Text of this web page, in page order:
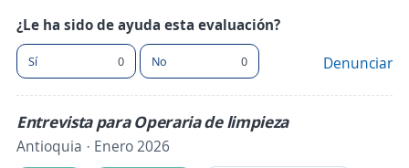
¿Le ha sido de ayuda esta evaluación?
Sí 0 No 0 Denunciar
Entrevista para Operaria de limpieza
Antioquia · Enero 2026